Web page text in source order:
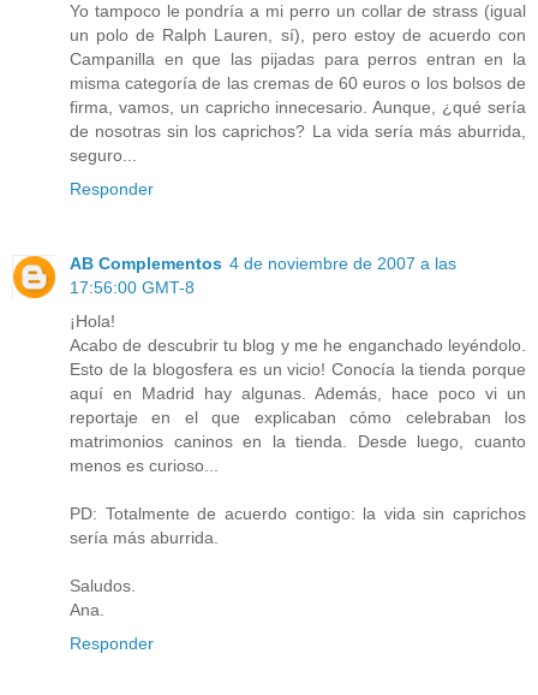
Yo tampoco le pondría a mi perro un collar de strass (igual
un polo de Ralph Lauren, sí), pero estoy de acuerdo con
Campanilla en que las pijadas para perros entran en la
misma categoría de las cremas de 60 euros o los bolsos de
firma, vamos, un capricho innecesario. Aunque, ¿qué sería
de nosotras sin los caprichos? La vida sería más aburrida,
seguro...
Responder
AB Complementos 4 de noviembre de 2007 a las
17:56:00 GMT-8
¡Hola!
Acabo de descubrir tu blog y me he enganchado leyéndolo.
Esto de la blogosfera es un vicio! Conocía la tienda porque
aquí en Madrid hay algunas. Además, hace poco vi un
reportaje en el que explicaban cómo celebraban los
matrimonios caninos en la tienda. Desde luego, cuanto
menos es curioso...
PD: Totalmente de acuerdo contigo: la vida sin caprichos
sería más aburrida.
Saludos.
Ana.
Responder